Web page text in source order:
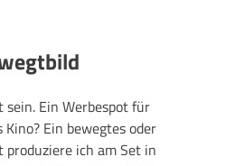
Ein Werbespot für
Ein bewegtes oder
produziere ich am Set in